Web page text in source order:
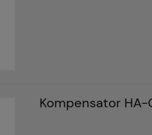
Kompensator HA-